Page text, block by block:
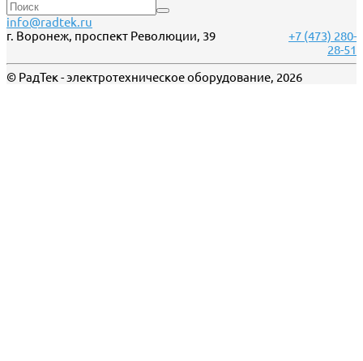
info@radtek.ru
г. Воронеж, проспект Революции, 39
+7 (473) 280-
28-51
© РадТек - электротехническое оборудование, 2026